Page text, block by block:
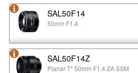
SAL50F14
50mm F1.4
SAL50F14Z
Planar T* 50mm F1.4 ZA SSM